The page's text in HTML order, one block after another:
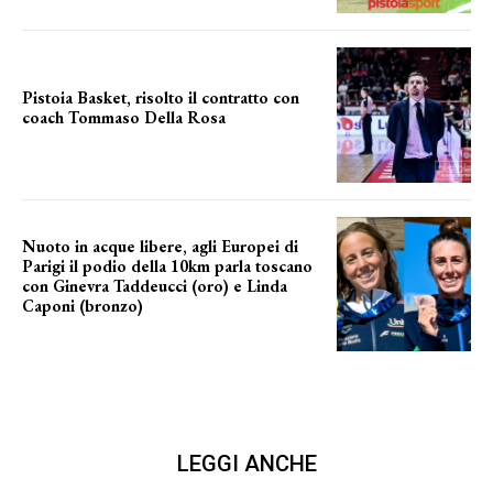
Pistoia Basket, risolto il contratto con
coach Tommaso Della Rosa
Nuoto in acque libere, agli Europei di
Parigi il podio della 10km parla toscano
con Ginevra Taddeucci (oro) e Linda
Caponi (bronzo)
LEGGI ANCHE